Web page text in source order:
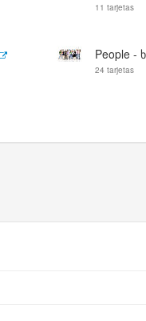
11 tarjetas
People -
24 tarjetas